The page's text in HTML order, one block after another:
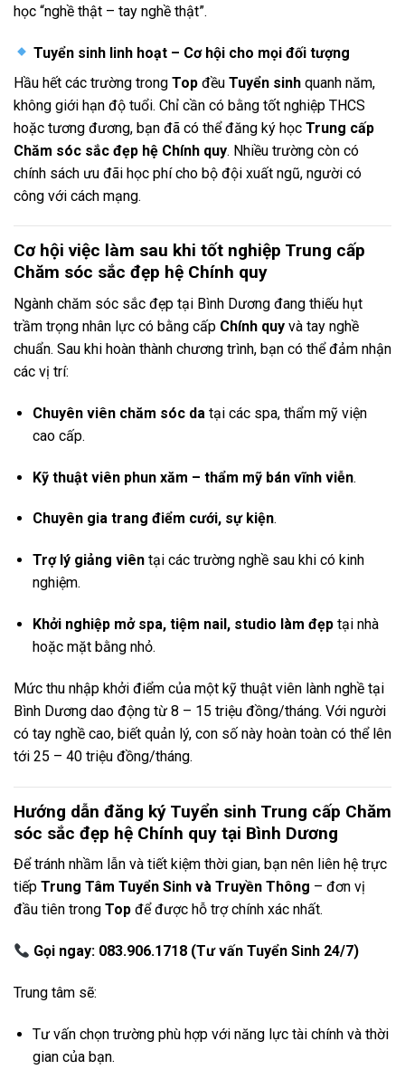
học “nghề thật – tay nghề thật”.
Tuyển sinh linh hoạt – Cơ hội cho mọi đối tượng
Hầu hết các trường trong Top đều Tuyển sinh quanh năm,
không giới hạn độ tuổi. Chỉ cần có bằng tốt nghiệp THCS
hoặc tương đương, bạn đã có thể đăng ký học Trung cấp
Chăm sóc sắc đẹp hệ Chính quy. Nhiều trường còn có
chính sách ưu đãi học phí cho bộ đội xuất ngũ, người có
công với cách mạng.
Cơ hội việc làm sau khi tốt nghiệp Trung cấp
Chăm sóc sắc đẹp hệ Chính quy
Ngành chăm sóc sắc đẹp tại Bình Dương đang thiếu hụt
trầm trọng nhân lực có bằng cấp Chính quy và tay nghề
chuẩn. Sau khi hoàn thành chương trình, bạn có thể đảm nhận
các vị trí:
Chuyên viên chăm sóc datại các spa, thẩm mỹ viện
cao cấp.
Kỹ thuật viên phun xăm – thẩm mỹ bán vĩnh viễn.
Chuyên gia trang điểm cưới, sự kiện.
Trợ lý giảng viêntại các trường nghề sau khi có kinh
nghiệm.
Khởi nghiệp mở spa, tiệm nail, studio làm đẹptại nhà
hoặc mặt bằng nhỏ.
Mức thu nhập khởi điểm của một kỹ thuật viên lành nghề tại
Bình Dương dao động từ 8 – 15 triệu đồng/tháng. Với người
có tay nghề cao, biết quản lý, con số này hoàn toàn có thể lên
tới 25 – 40 triệu đồng/tháng.
Hướng dẫn đăng ký Tuyển sinh Trung cấp Chăm
sóc sắc đẹp hệ Chính quy tại Bình Dương
Để tránh nhầm lẫn và tiết kiệm thời gian, bạn nên liên hệ trực
tiếp Trung Tâm Tuyển Sinh và Truyền Thông – đơn vị
đầu tiên trong Top để được hỗ trợ chính xác nhất.
Gọi ngay: 083.906.1718 (Tư vấn Tuyển Sinh 24/7)
Trung tâm sẽ:
Tư vấn chọn trường phù hợp với năng lực tài chính và thời
gian của bạn.